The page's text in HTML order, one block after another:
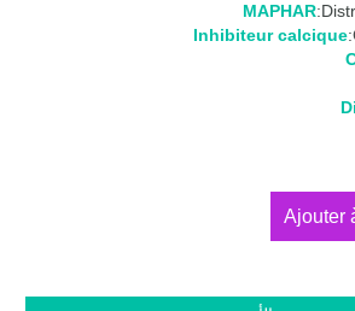
MAPHAR
Inhibiteur calcique